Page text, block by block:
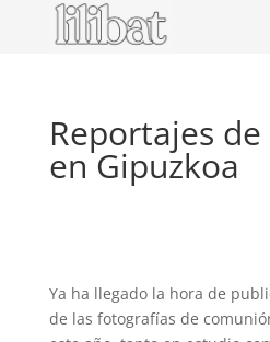
Reportajes
en Gipuzkoa
Ya ha llegado la hora de
de las fotografías de